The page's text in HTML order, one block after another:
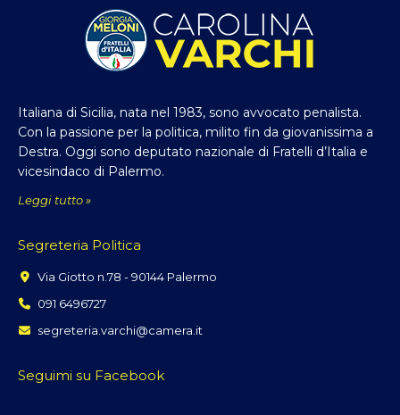
Italiana di Sicilia, nata nel 1983, sono avvocato penalista.
Con la passione per la politica, milito fin da giovanissima a
Destra. Oggi sono deputato nazionale di Fratelli d’Italia e
vicesindaco di Palermo.
Leggi tutto »
Segreteria Politica
Via Giotto n.78 - 90144 Palermo
091 6496727
segreteria.varchi@camera.it
Seguimi su Facebook